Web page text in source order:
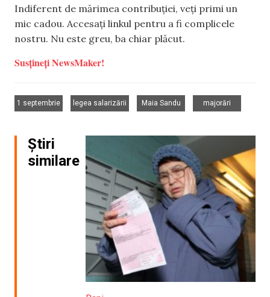
Indiferent de mărimea contribuției, veți primi un
mic cadou. Accesați linkul pentru a fi complicele
nostru. Nu este greu, ba chiar plăcut.
Susțineți NewsMaker!
1 septembrie
legea salarizării
Maia Sandu
majorări
Știri
similare